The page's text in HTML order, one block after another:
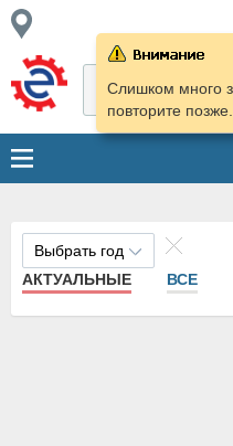
Слишком много
повторите позже.
Выбрать год
АКТУАЛЬНЫЕ
ВСЕ